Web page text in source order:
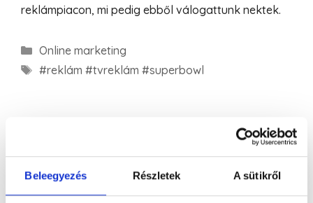
Beleegyezés Részletek A sütikről
reklámpiacon, mi pedig ebből válogattunk nektek.
Online marketing
#reklám #tvreklám #superbowl